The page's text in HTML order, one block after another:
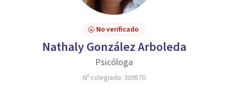
No verificado
Nathaly González Arboleda
Psicóloga
Nº colegiado: 309570